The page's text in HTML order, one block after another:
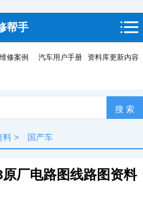
帮手
修案例 汽车用户手册 资料库更新内容
料 > 国产车
厂电路图线路图资料